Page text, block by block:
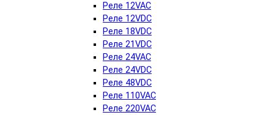
Реле 12VAC
Реле 12VDC
Реле 18VDC
Реле 21VDC
Реле 24VAC
Реле 24VDC
Реле 48VDC
Реле 110VAC
Реле 220VAC